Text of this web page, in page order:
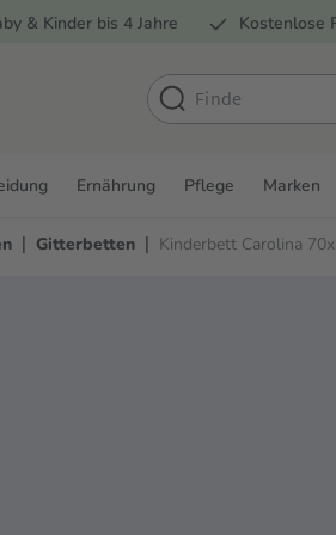
& Kinder bis 4 Jahre Kostenlose
Ernährung Pflege Marken
| Gitterbetten | Kinderbett Carolina